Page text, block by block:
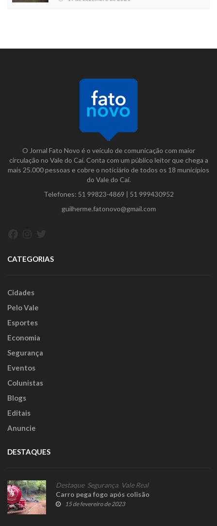
O Jornal Fato Novo é o veículo de comunicação com maior
circulação no Vale do Caí. Conta com um público leitor que chega a
mais 25.000 pessoas e cobre o noticiário de todos os 18 municípios
do Vale do Caí.
Telefones: 51 99823-4869 | 51 999430952
guilherme.fatonovo@gmail.com
CATEGORIAS
Cidades
Pelo Vale
Esportes
Economia
Segurança
Eventos
Colunistas
Blogs
Editais
Anuncie
DESTAQUES
Destaque, Segurança, Vale Real
Carro pega fogo após colisão
15 de fevereiro de 2023